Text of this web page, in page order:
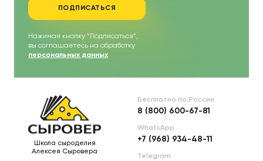
ПОДПИСАТЬСЯ
Нажимая кнопку “Подписаться”,
вы соглашаетесь на обработку
персональных данных
Школа сыроделия
Алексея Сыровера
Бесплатно по России
8 (800) 600-67-81
WhatsApp
+7 (968) 934-48-11
Telegram